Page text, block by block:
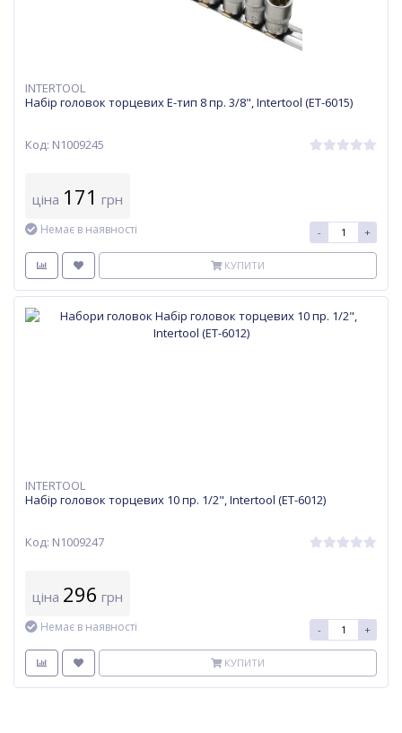
INTERTOOL
Набір головок торцевих Е-тип 8 пр. 3/8", Intertool (ET-6015)
Код: N1009245
ціна 171 грн
Немає в наявності - +
КУПИТИ
INTERTOOL
Набір головок торцевих 10 пр. 1/2", Intertool (ET-6012)
Код: N1009247
ціна 296 грн
Немає в наявності - +
КУПИТИ